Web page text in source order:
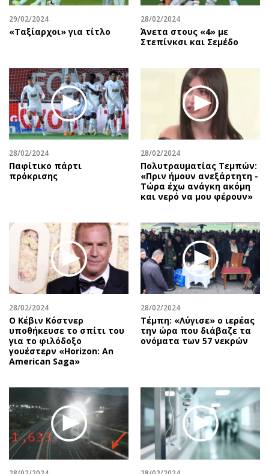
Πολιτισμός
Σινεμά
Εικαστικά
Βιβλίο
Χειρόγραφα
Εκπομπές
Wine routes
Podcasts
Προσφορές
Προσωπικότητες στην ''Κ''
Επιστολές
29/02/2024
«Ταξίαρχοι» για τίτλο
28/02/2024
Άνετα στους «4» με
Στεπίνκσι και Σεμέδο
28/02/2024
Παφίτικο πάρτι
πρόκρισης
28/02/2024
Πολυτραυματίας Τεμπών:
«Πριν ήμουν ανεξάρτητη -
Τώρα έχω ανάγκη ακόμη
και νερό να μου φέρουν»
28/02/2024
Ο Κέβιν Κόστνερ
υποθήκευσε το σπίτι του
για το φιλόδοξο
γουέστερν «Horizon: An
American Saga»
28/02/2024
Τέμπη: «Λύγισε» ο ιερέας
την ώρα που διάβαζε τα
ονόματα των 57 νεκρών